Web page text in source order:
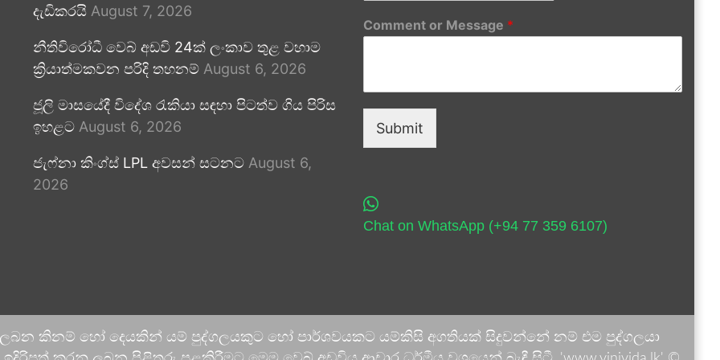
දැඩිකරයි August 7, 2026
නීතිවිරෝධී වෙබ් අඩවි 24ක් ලංකාව තුළ වහාම
ක්‍රියාත්මකවන පරිදි තහනම් August 6, 2026
ජූලි මාසයේදී විදේශ රැකියා සඳහා පිටත්ව ගිය පිරිස
ඉහළට August 6, 2026
ජැෆ්නා කිංග්ස් LPL අවසන් සටනට August 6,
2026
Comment or Message *
Submit
Chat on WhatsApp (+94 77 359 6107)
ලබන කිනම් හෝ දෙයකින් යම් පුද්ගලයකුට හෝ පාර්ශවයකට යම්කිසි අගතියක් සිදුවන්නේ නම් එම පුද්ගලයා